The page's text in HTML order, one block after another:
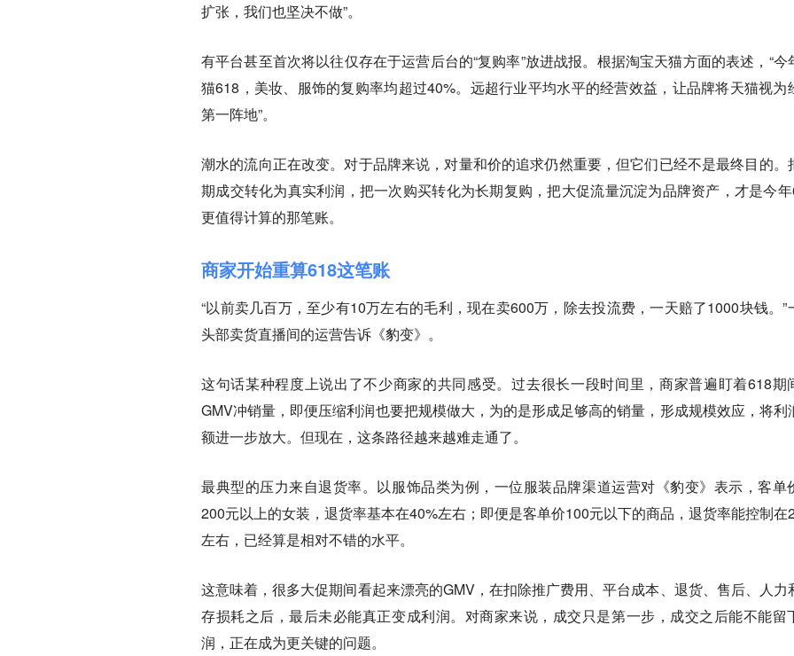
扩张，我们也坚决不做”。
有平台甚至首次将以往仅存在于运营后台的“复购率”放进战报。根据淘宝天猫方面的表述，“今
猫618，美妆、服饰的复购率均超过40%。远超行业平均水平的经营效益，让品牌将天猫视为
第一阵地”。
潮水的流向正在改变。对于品牌来说，对量和价的追求仍然重要，但它们已经不是最终目的。
期成交转化为真实利润，把一次购买转化为长期复购，把大促流量沉淀为品牌资产，才是今
更值得计算的那笔账。
商家开始重算618这笔账
“以前卖几百万，至少有10万左右的毛利，现在卖600万，除去投流费，一天赔了1000块钱。”
头部卖货直播间的运营告诉《豹变》。
这句话某种程度上说出了不少商家的共同感受。过去很长一段时间里，商家普遍盯着618期
GMV冲销量，即便压缩利润也要把规模做大，为的是形成足够高的销量，形成规模效应，将利
额进一步放大。但现在，这条路径越来越难走通了。
最典型的压力来自退货率。 以服饰品类为例，一位服装品牌渠道运营对《豹变》表示，客单
200元以上的女装，退货率基本在40%左右；即便是客单价100元以下的商品，退货率能控制在
左右，已经算是相对不错的水平。
这意味着，很多大促期间看起来漂亮的GMV，在扣除推广费用、平台成本、退货、售后、人力
存损耗之后，最后未必能真正变成利润。对商家来说，成交只是第一步，成交之后能不能留
润，正在成为更关键的问题。